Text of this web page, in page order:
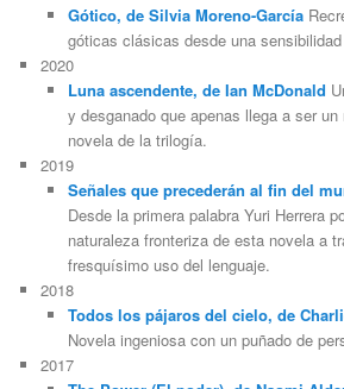
Gótico, de Silvia Moreno-García
góticas clásicas desde una
2020
Luna ascendente, de Ian McDonald
y desganado que apenas llega a ser un
novela de la trilogía.
2019
Señales que precederán al fin del
Desde la primera palabra Yuri Herrera
naturaleza fronteriza de esta novela a
fresquísimo uso del lenguaje.
2018
Todos los pájaros del cielo, de
Novela ingeniosa con un puñado de
2017